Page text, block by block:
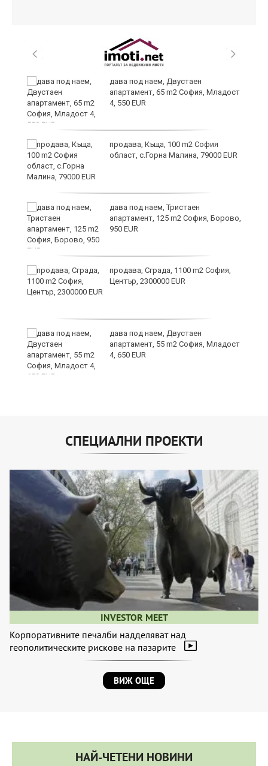
дава под наем, Двустаен
апартамент, 65 m2 София, Младост
4, 550 EUR
продава, Къща, 100 m2 София
област, с.Горна Малина, 79000 EUR
дава под наем, Тристаен
апартамент, 125 m2 София, Борово,
950 EUR
продава, Сграда, 1100 m2 София,
Център, 2300000 EUR
дава под наем, Двустаен
апартамент, 55 m2 София, Младост
4, 650 EUR
СПЕЦИАЛНИ ПРОЕКТИ
INVESTOR MEET
Корпоративните печалби надделяват над
геополитическите рискове на пазарите
ВИЖ ОЩЕ
НАЙ-ЧЕТЕНИ НОВИНИ